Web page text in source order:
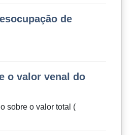
de
o valor venal do
sobre o valor total (